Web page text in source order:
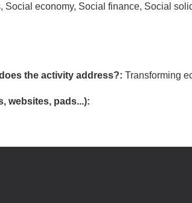
economy, Social finance, Social
the activity address?: Transforming
websites, pads...):